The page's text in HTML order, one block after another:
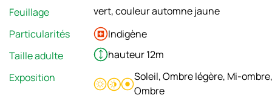
Feuillage
vert, couleur automne jaune
Particularités
Indigène
Taille adulte
hauteur 12m
Exposition
Soleil, Ombre légère, Mi-ombre,
Ombre